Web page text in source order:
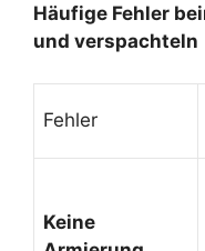
Häufige Fehler
und verspachteln
Fehler
Keine